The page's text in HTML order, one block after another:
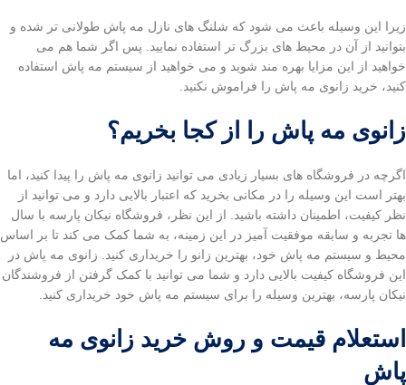
زیرا این وسیله باعث می شود که شلنگ های نازل مه پاش طولانی تر شده و
بتوانید از آن در محیط های بزرگ تر استفاده نمایید. پس اگر شما هم می
خواهید از این مزایا بهره مند شوید و می خواهید از سیستم مه پاش استفاده
کنید، خرید زانوی مه پاش را فراموش نکنید.
زانوی مه پاش را از کجا بخریم؟
اگرچه در فروشگاه های بسیار زیادی می توانید زانوی مه پاش را پیدا کنید، اما
بهتر است این وسیله را در مکانی بخرید که اعتبار بالایی دارد و می توانید از
نظر کیفیت، اطمینان داشته باشید. از این نظر، فروشگاه نیکان پارسه با سال
ها تجربه و سابقه موفقیت آمیز در این زمینه، به شما کمک می کند تا بر اساس
محیط و سیستم مه پاش خود، بهترین زانو را خریداری کنید. زانوی مه پاش در
این فروشگاه کیفیت بالایی دارد و شما می توانید با کمک گرفتن از فروشندگان
نیکان پارسه، بهترین وسیله را برای سیستم مه پاش خود خریداری کنید.
استعلام قیمت و روش خرید زانوی مه
پاش